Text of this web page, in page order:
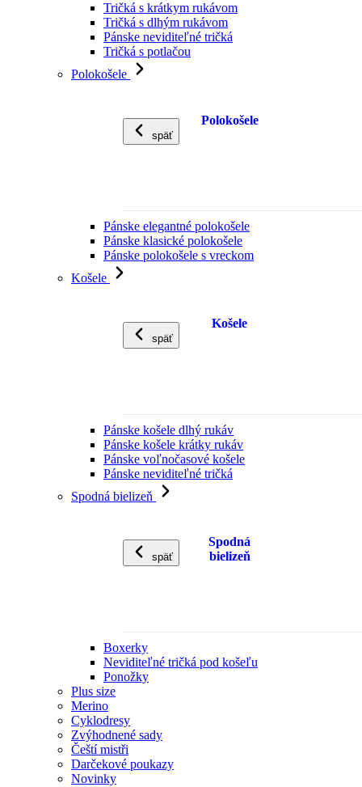
Tričká s krátkym rukávom
Tričká s dlhým rukávom
Pánske neviditeľné tričká
Tričká s potlačou
Polokošele
späť
Polokošele
Pánske elegantné polokošele
Pánske klasické polokošele
Pánske polokošele s vreckom
Košele
späť
Košele
Pánske košele dlhý rukáv
Pánske košele krátky rukáv
Pánske voľnočasové košele
Pánske neviditeľné tričká
Spodná bielizeň
späť
Spodná
bielizeň
Boxerky
Neviditeľné tričká pod košeľu
Ponožky
Plus size
Merino
Cyklodresy
Zvýhodnené sady
Čeští mistři
Darčekové poukazy
Novinky